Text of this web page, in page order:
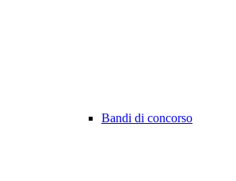
Bandi di concorso